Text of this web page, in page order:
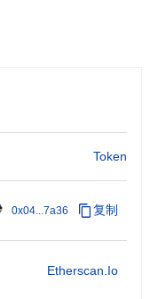
Token
0x04...7a36 复制
Etherscan.io